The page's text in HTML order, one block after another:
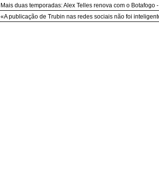
Mais duas temporadas: Alex Telles renova com o Botafogo -
«A publicação de Trubin nas redes sociais não foi